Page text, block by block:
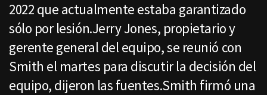
2022 que actualmente estaba garantizado
sólo por lesión.Jerry Jones, propietario y
gerente general del equipo, se reunió con
Smith el martes para discutir la decisión del
equipo, dijeron las fuentes.Smith firmó una